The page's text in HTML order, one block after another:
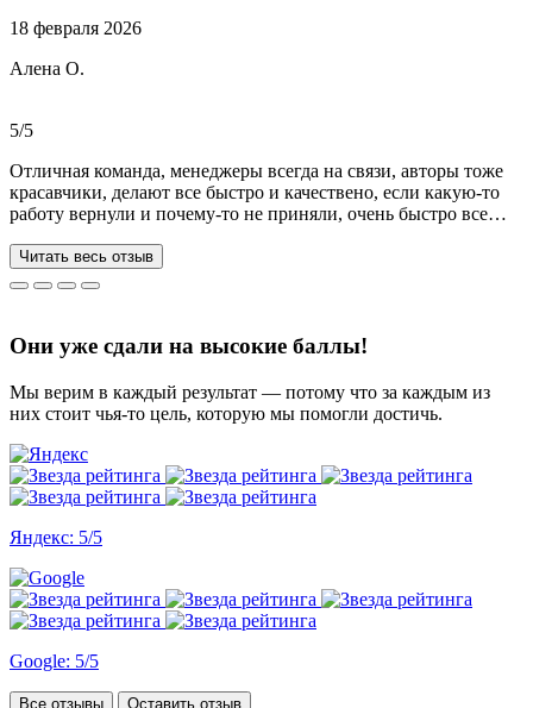
Ребята большие профессионалы, Алёна лучшая! Всё
Общение вызвало только позитивные эмоции. Все три работы
18 февраля 2026
Алена О.
5/5
Отличная команда, менеджеры всегда на связи, авторы тоже
красавчики, делают все быстро и качествено, если какую-то
работу вернули и почему-то не приняли, очень быстро все
за 3 недели, до последнего не верила, что такое возможно, но
все удалось. Спасибо, что вы есть))
Читать весь отзыв
Они уже сдали на высокие баллы!
Мы верим в каждый результат — потому что за каждым из
них стоит чья-то цель, которую мы помогли достичь.
Яндекс: 5/5
Google: 5/5
Все отзывы Оставить отзыв